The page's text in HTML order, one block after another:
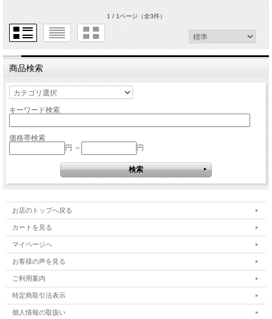
1 / 1ページ（全3件）
商品検索
キーワード検索
価格帯検索
円 ～
円
お店のトップへ戻る
カートを見る
マイページへ
お客様の声を見る
ご利用案内
特定商取引法表示
個人情報の取扱い